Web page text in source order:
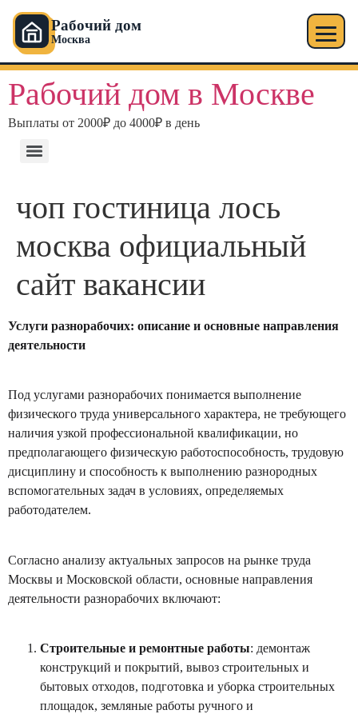
Рабочий дом
Москва
Перейти
содержимому
Рабочий дом в Москве
Выплаты от 2000₽ до 4000₽ в день
чоп гостиница лось
москва официальный
сайт вакансии
Услуги разнорабочих: описание и основные направления
деятельности
Под услугами разнорабочих понимается выполнение
физического труда универсального характера, не требующего
наличия узкой профессиональной квалификации, но
предполагающего физическую работоспособность, трудовую
дисциплину и способность к выполнению разнородных
вспомогательных задач в условиях, определяемых
работодателем.
Согласно анализу актуальных запросов на рынке труда
Москвы и Московской области, основные направления
деятельности разнорабочих включают:
Строительные и ремонтные работы: демонтаж
конструкций и покрытий, вывоз строительных и
бытовых отходов, подготовка и уборка строительных
площадок, земляные работы ручного и